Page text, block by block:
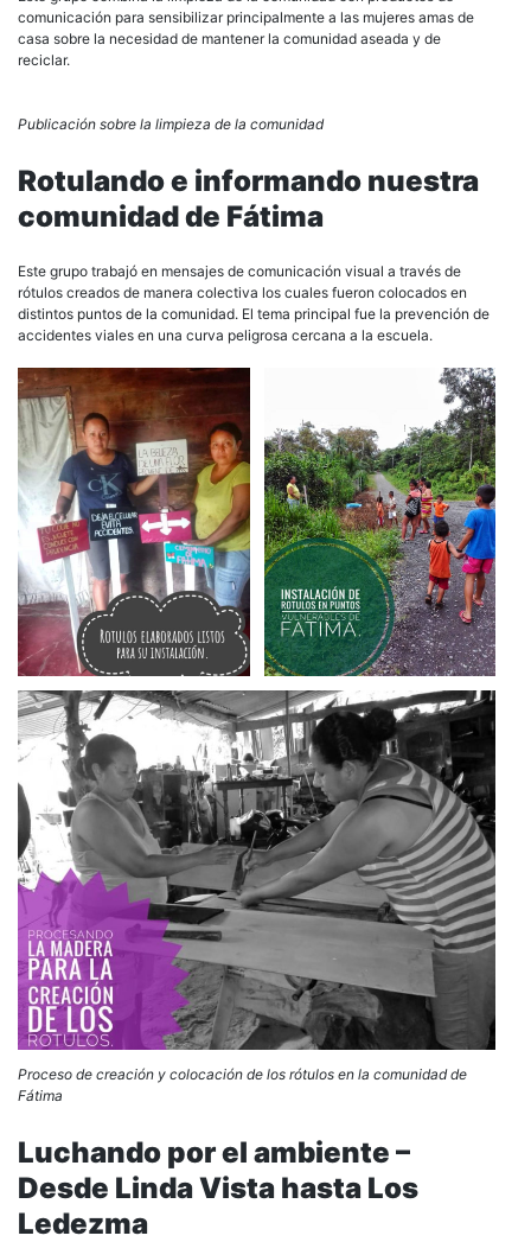
comunicación para sensibilizar principalmente a las mujeres amas de
casa sobre la necesidad de mantener la comunidad aseada y de
reciclar.
Publicación sobre la limpieza de la comunidad
Rotulando e informando nuestra
comunidad de Fátima
Este grupo trabajó en mensajes de comunicación visual a través de
rótulos creados de manera colectiva los cuales fueron colocados en
distintos puntos de la comunidad. El tema principal fue la prevención de
accidentes viales en una curva peligrosa cercana a la escuela.
Proceso de creación y colocación de los rótulos en la comunidad de
Fátima
Luchando por el ambiente –
Desde Linda Vista hasta Los
Ledezma